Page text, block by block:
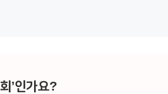
있더라고요. ‘예배는 일요일에 보는 것 아니냐
’인가요?